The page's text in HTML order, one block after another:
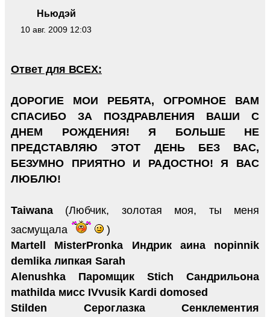
Ньюдэй
10 авг. 2009 12:03
Ответ для ВСЕХ:
ДОРОГИЕ МОИ РЕБЯТА, ОГРОМНОЕ ВАМ
СПАСИБО ЗА ПОЗДРАВЛЕНИЯ ВАШИ С
ДНЕМ РОЖДЕНИЯ! Я БОЛЬШЕ НЕ
ПРЕДСТАВЛЯЮ ЭТОТ ДЕНЬ БЕЗ ВАС,
БЕЗУМНО ПРИЯТНО И РАДОСТНО! Я ВАС
ЛЮБЛЮ!
Taiwana (Любчик, золотая моя, ты меня
засмущала
)
Martell MisterPronka Индрик аина nopinnik
demlika липкая Sarah
Alenushka Паромщик Stich Сандрильона
mathilda мисс IVvusik Kardi domosed
Stilden Сероглазка Сенклементия